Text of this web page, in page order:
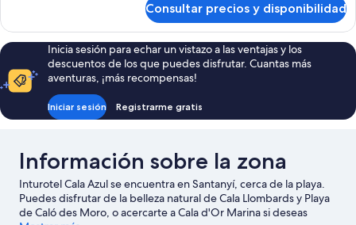
la
piscina
(Select)
superior,
habitación,
vistas
a
piscina
Consultar precios y disponibilidad
Inicia sesión para echar un vistazo a las ventajas y los
descuentos de los que puedes disfrutar. Cuantas más
aventuras, ¡más recompensas!
Iniciar sesión Registrarme gratis
Información sobre la zona
Inturotel Cala Azul se encuentra en Santanyí, cerca de la playa.
Puedes disfrutar de la belleza natural de Cala Llombards y Playa
de Caló des Moro, o acercarte a Cala d'Or Marina si deseas